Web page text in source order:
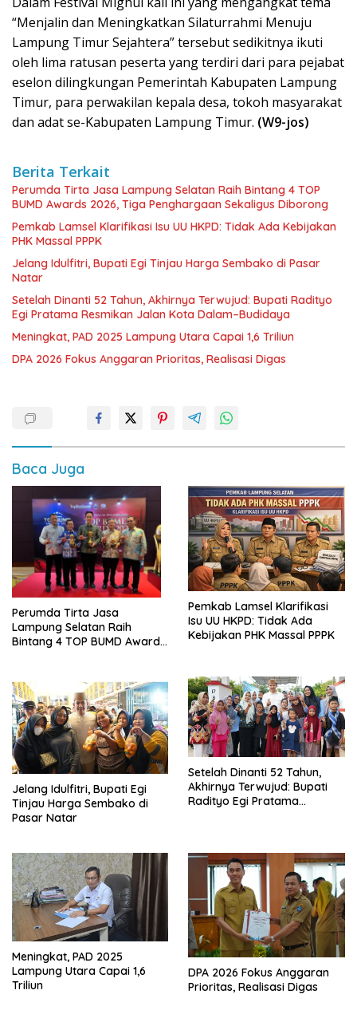
“Menjalin dan Meningkatkan Silaturrahmi Menuju
Lampung Timur Sejahtera” tersebut sedikitnya ikuti
oleh lima ratusan peserta yang terdiri dari para pejabat
eselon dilingkungan Pemerintah Kabupaten Lampung
Timur, para perwakilan kepala desa, tokoh masyarakat
dan adat se-Kabupaten Lampung Timur. (W9-jos)
Berita Terkait
Perumda Tirta Jasa Lampung Selatan Raih Bintang 4 TOP
BUMD Awards 2026, Tiga Penghargaan Sekaligus Diborong
Pemkab Lamsel Klarifikasi Isu UU HKPD: Tidak Ada Kebijakan
PHK Massal PPPK
Jelang Idulfitri, Bupati Egi Tinjau Harga Sembako di Pasar
Natar
Setelah Dinanti 52 Tahun, Akhirnya Terwujud: Bupati Radityo
Egi Pratama Resmikan Jalan Kota Dalam–Budidaya
Meningkat, PAD 2025 Lampung Utara Capai 1,6 Triliun
DPA 2026 Fokus Anggaran Prioritas, Realisasi Digas
Baca Juga
Perumda Tirta Jasa
Lampung Selatan Raih
Bintang 4 TOP BUMD Awards
Pemkab Lamsel Klarifikasi
Isu UU HKPD: Tidak Ada
Kebijakan PHK Massal PPPK
Jelang Idulfitri, Bupati Egi
Tinjau Harga Sembako di
Pasar Natar
Setelah Dinanti 52 Tahun,
Akhirnya Terwujud: Bupati
Radityo Egi Pratama
Meningkat, PAD 2025
Lampung Utara Capai 1,6
Triliun
DPA 2026 Fokus Anggaran
Prioritas, Realisasi Digas